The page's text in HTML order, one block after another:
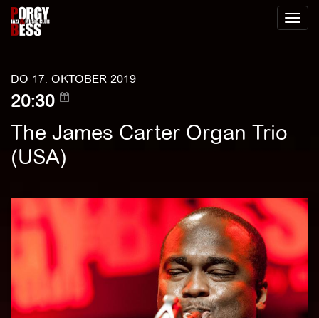
Toggle
DO 17. OKTOBER 2019
20:30
The James Carter Organ Trio
(USA)